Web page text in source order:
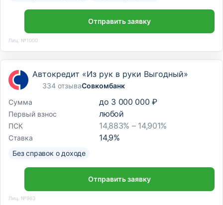
Отправить заявку
Лиц. №1000
Автокредит «Из рук в руки Выгодный»
334 отзываСовкомбанк
Сумма
до 3 000 000 ₽
Первый взнос любой
ПСК 14,883% – 14,901%
Ставка 14,9%
Без справок о доходе
Отправить заявку
Лиц. №963